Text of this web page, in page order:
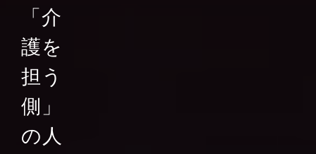
「介
護を
担う
側」
の人